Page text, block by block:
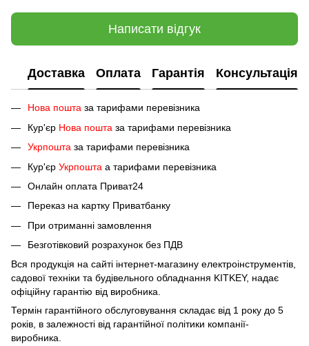
Написати відгук
Доставка Оплата Гарантія Консультація
Нова пошта за тарифами перевізника
Кур'єр Нова пошта за тарифами перевізника
Укрпошта за тарифами перевізника
Кур'єр Укрпошта а тарифами перевізника
Онлайн оплата Приват24
Переказ на картку Приватбанку
При отриманні замовлення
Безготівковий розрахунок без ПДВ
Вся продукція на сайті інтернет-магазину електроінструментів,
садової техніки та будівельного обладнання KITKEY, надає
офіційну гарантію від виробника.
Термін гарантійного обслуговування складає від 1 року до 5
років, в залежності від гарантійної політики компанії-
виробника.